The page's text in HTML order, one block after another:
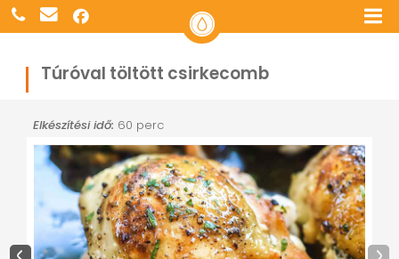
Túróval töltött csirkecomb
Elkészítési idő: 60 perc